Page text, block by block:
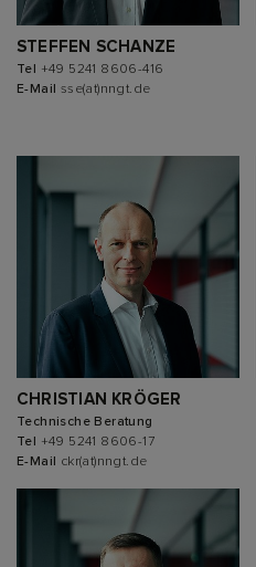
STEFFEN SCHANZE
Tel +49 5241 8606-416
E-Mail sse(at)nngt.de
CHRISTIAN KRÖGER
Technische Beratung
Tel +49 5241 8606-17
E-Mail ckr(at)nngt.de